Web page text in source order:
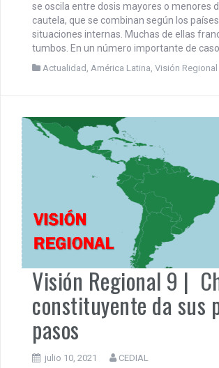
se oscila entre dosis mayores o menores
cautela, que se combinan según los
situaciones internas. Muchas de ellas
tumbos. En un número importante de
Actualidad , América Latina, Visión Regional
Visión Regional 9 |
constituyente da sus
pasos
julio 10, 2021 CEDIAL